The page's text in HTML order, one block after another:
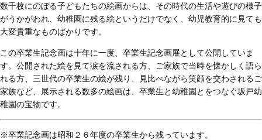
数千枚にのぼる子どもたちの絵画からは、その時代の生活や遊びの様子
がうかがわれ、幼稚園に残る絵というだけでなく、幼児教育的に見ても
大変貴重なものばかりです。
この卒業生記念画は十年に一度、卒業生記念画展として公開していま
す。公開された絵を見て涙を流される方、ご家族で当時を懐かしく語ら
れる方、三世代の卒業生の絵が残り、見比べながら笑顔を交わされるご
家族など、展示される数多の絵画は、卒業生と幼稚園とをつなぐ坂戸幼
稚園の宝物です。
※卒業記念画は昭和２６年度の卒業生から残っています。